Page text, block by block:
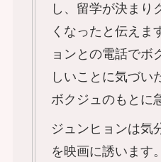
し、留学が決まり
くなったと伝えま
ョンとの電話でボ
しいことに気づい
ボクジュのもとに
ジュンヒョンは気
を映画に誘います